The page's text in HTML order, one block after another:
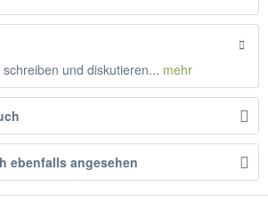
und diskutieren... mehr
ebenfalls angesehen